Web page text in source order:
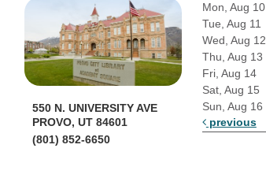
550 N. UNIVERSITY AVE
PROVO, UT 84601
(801) 852-6650
Mon, Aug 10
Tue, Aug 11
Wed, Aug 12
Thu, Aug 13
Fri, Aug 14
Sat, Aug 15
Sun, Aug 16
previous